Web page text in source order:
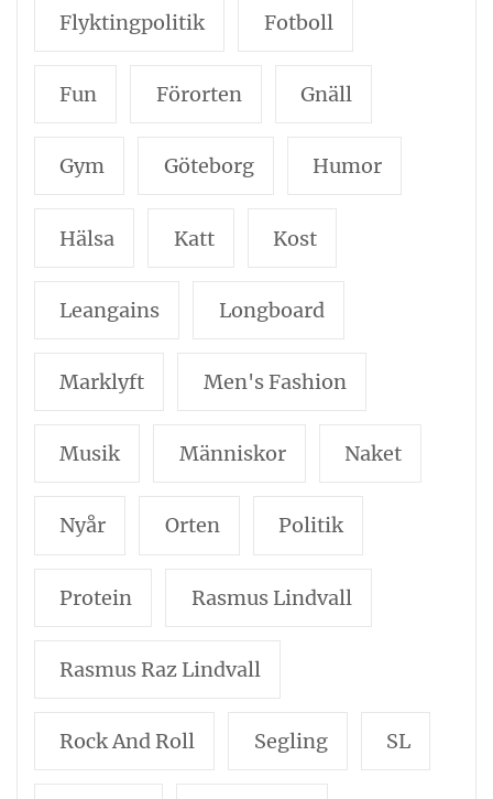
Flyktingpolitik Fotboll
Fun Förorten Gnäll
Gym Göteborg Humor
Hälsa Katt Kost
Leangains Longboard
Marklyft Men's Fashion
Musik Människor Naket
Nyår Orten Politik
Protein Rasmus Lindvall
Rasmus Raz Lindvall
Rock And Roll Segling SL